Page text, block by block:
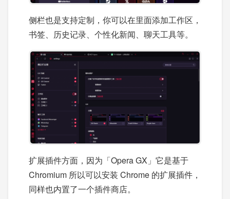
侧栏也是支持定制，你可以在里面添加工作区，
书签、历史记录、个性化新闻、聊天工具等。
扩展插件方面，因为「Opera GX」它是基于
Chromium 所以可以安装 Chrome 的扩展插件，
同样也内置了一个插件商店。